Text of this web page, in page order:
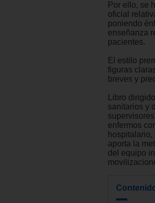
Por ello, se
oficial
poniendo
enseñanza
pacientes.
El estilo
figuras
breves y
Libro
sanitarios y
enfermos
aporta la
del equipo